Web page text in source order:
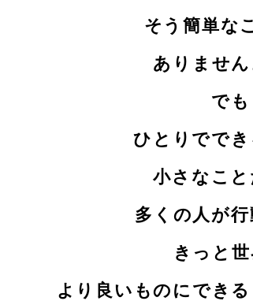
そう簡単な
ありません
でも
ひとりでで
小さなこ
多くの人が
きっと
より良いものにでき